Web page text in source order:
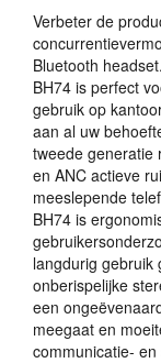
Verbeter de
Bluetooth
BH74 is perfect
gebruik op
aan al uw
tweede generatie
en ANC actieve
meeslepende
BH74 is
langdurig gebruik
onberispelijke
een
meegaat en
communicatie-